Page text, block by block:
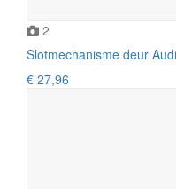
2
Slotmechanisme deur
€ 27,96